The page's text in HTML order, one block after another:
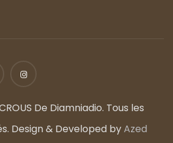
De Diamniadio. Tous les
Design & Developed byAzed